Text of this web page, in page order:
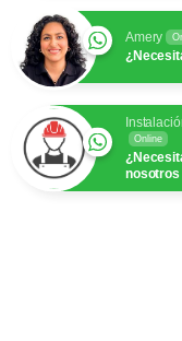
Amery
Online
nosotros